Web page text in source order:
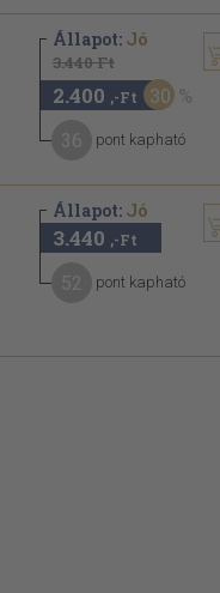
Állapot: Jó
3.440 Ft
2.400 ,-Ft 30
pont kapható
Állapot: Jó
3.440 ,-Ft
pont kapható